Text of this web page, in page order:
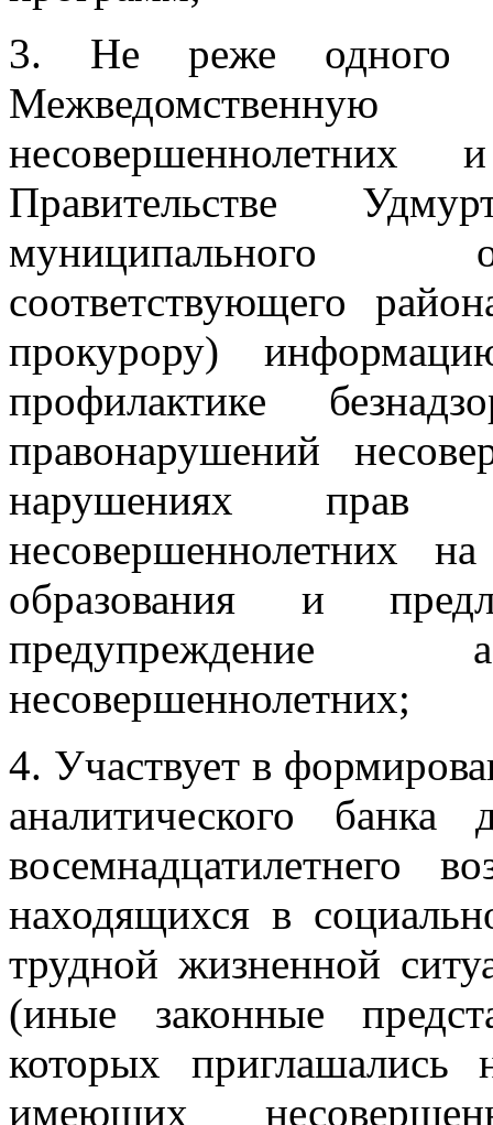
3. Не реже одного
Правительстве
муниципального
соответствующего
прокурору)
профилактике
правонарушений
нарушениях прав
несовершеннолетних
образования и
предупреждение
несовершеннолетних;
4. Участвует в
аналитического
восемнадцатилетнего
находящихся в
трудной жизненной
(иные законные
которых приглашались
имеющих